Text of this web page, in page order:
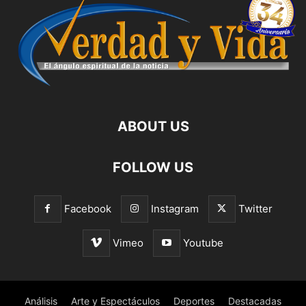
ABOUT US
FOLLOW US
Facebook Instagram Twitter
Vimeo Youtube
Análisis Arte y Espectáculos Deportes Destacadas